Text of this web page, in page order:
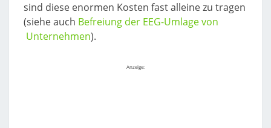
sind diese enormen Kosten fast alleine zu tragen
(siehe auch Befreiung der EEG-Umlage von
Unternehmen).
Anzeige: